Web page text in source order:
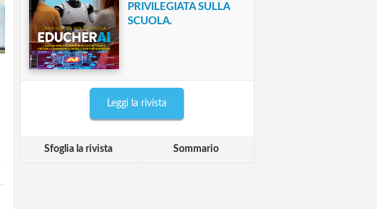
PRIVILEGIATA SULLA
SCUOLA.
Leggi la rivista
Sfoglia la rivista Sommario